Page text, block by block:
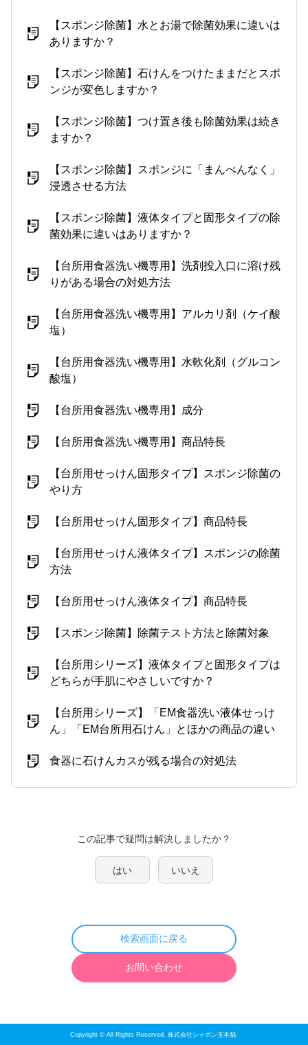
この記事で疑問は解決しましたか？
はい いいえ
【スポンジ除菌】水とお湯で除菌効果に違いは
ありますか？
【スポンジ除菌】石けんをつけたままだとスポ
ンジが変色しますか？
【スポンジ除菌】つけ置き後も除菌効果は続き
ますか？
【スポンジ除菌】スポンジに「まんべんなく」
浸透させる方法
【スポンジ除菌】液体タイプと固形タイプの除
菌効果に違いはありますか？
【台所用食器洗い機専用】洗剤投入口に溶け残
りがある場合の対処方法
【台所用食器洗い機専用】アルカリ剤（ケイ酸
塩）
【台所用食器洗い機専用】水軟化剤（グルコン
酸塩）
【台所用食器洗い機専用】成分
【台所用食器洗い機専用】商品特長
【台所用せっけん固形タイプ】スポンジ除菌の
やり方
【台所用せっけん固形タイプ】商品特長
【台所用せっけん液体タイプ】スポンジの除菌
方法
【台所用せっけん液体タイプ】商品特長
【スポンジ除菌】除菌テスト方法と除菌対象
【台所用シリーズ】液体タイプと固形タイプは
どちらが手肌にやさしいですか？
【台所用シリーズ】「EM食器洗い液体せっけ
ん」「EM台所用石けん」とほかの商品の違い
食器に石けんカスが残る場合の対処法
検索画面に戻る
お問い合わせ
Copyright © All Rights Reserved. 株式会社シャボン玉本舗.